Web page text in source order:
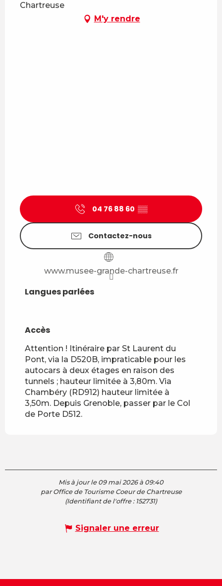
Chartreuse
M'y rendre
04 76 88 60 ▒▒
Contactez-nous
www.musee-grande-chartreuse.fr
Langues parlées
Langues parlées
Accès
Accès
Attention ! Itinéraire par St Laurent du
Pont, via la D520B, impraticable pour les
autocars à deux étages en raison des
tunnels ; hauteur limitée à 3,80m. Via
Chambéry (RD912) hauteur limitée à
3,50m. Depuis Grenoble, passer par le Col
de Porte D512.
Mis à jour le 09 mai 2026 à 09:40
par Office de Tourisme Coeur de Chartreuse
(Identifiant de l'offre : 152731)
Signaler une erreur